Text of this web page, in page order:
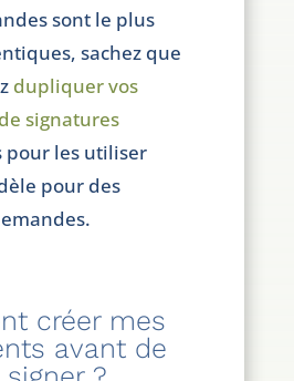
sont le plus
sachez que
dupliquer vos
signatures
pour les utiliser
pour des
créer mes
avant de